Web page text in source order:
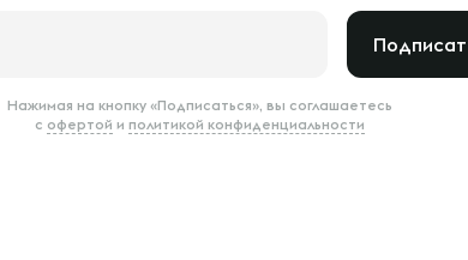
Нажимая на кнопку «Подписаться», вы соглашаетесь
с офертой и политикой конфиденциальности